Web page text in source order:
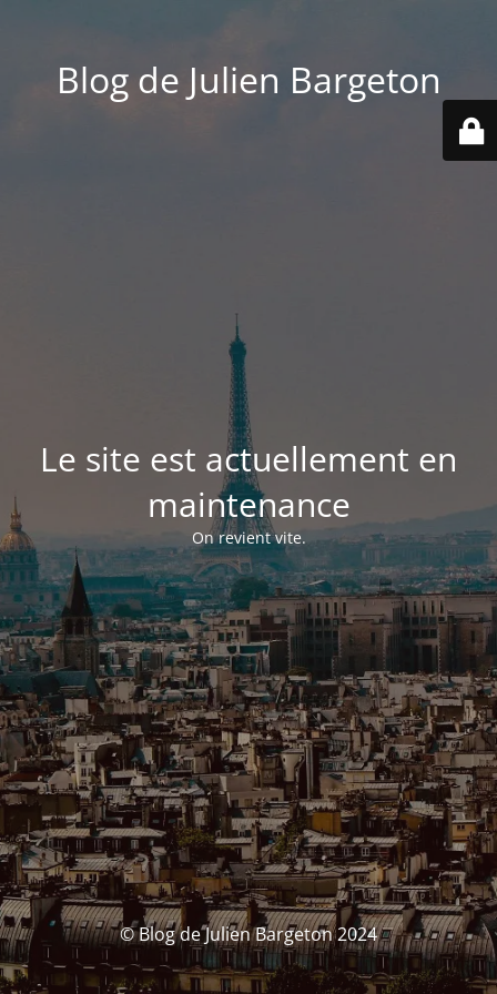
Blog de Julien Bargeton
Le site est actuellement en
maintenance
On revient vite.
© Blog de Julien Bargeton 2024